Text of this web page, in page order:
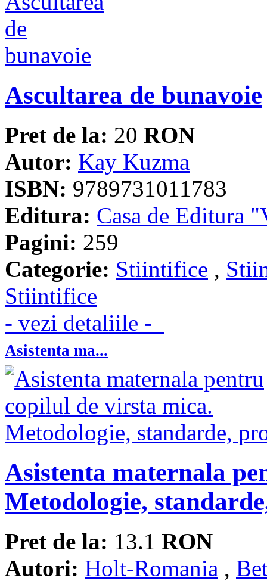
Ascultarea de bunavoie
Pret de la: 20 RON
Autor: Kay Kuzma
ISBN: 9789731011783
Editura: Casa de Editura
Pagini: 259
Categorie: Stiintifice ,
Stiintifice
- vezi detaliile -
Asistenta ma...
Asistenta maternala
Metodologie,
Pret de la: 13.1 RON
Autori: Holt-Romania ,